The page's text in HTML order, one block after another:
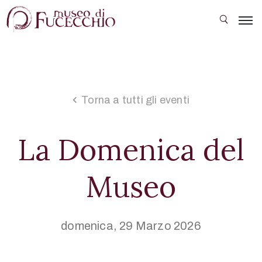
Mostre
Torna a tutti gli eventi
La Domenica del
Museo
domenica, 29 Marzo 2026